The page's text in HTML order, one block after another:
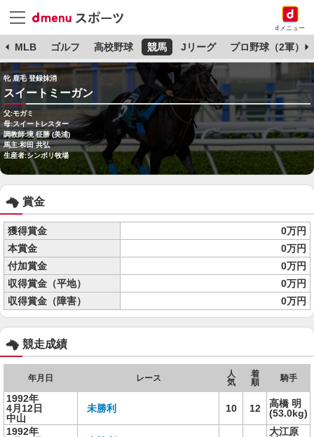
dメニュー
MLB ゴルフ 高校野球 競馬 Jリーグ プロ野球（2軍）
牝 鹿毛 登録抹消
スイートミーガン
父:モガミ
母:スイートレスター
調教師:境 征勝 (美浦)
馬主:和田 共弘
生産者:シンボリ牧場
賞金
獲得賞金
0万円
本賞金
0万円
付加賞金
0万円
収得賞金（平地）
0万円
収得賞金（障害）
0万円
競走成績
年月日 レース
人
気
着
順
騎手
1992年
4月12日
中山
未勝利 10 12
高橋 明
(53.0kg)
1992年
大江原